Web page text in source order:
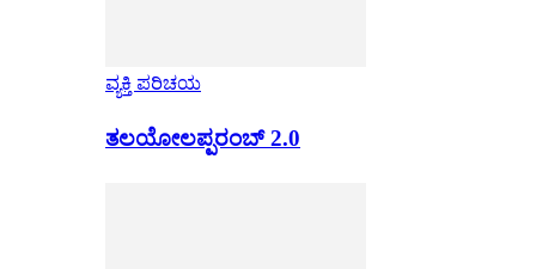
ವ್ಯಕ್ತಿ ಪರಿಚಯ
ತಲಯೋಲಪ್ಪರಂಬ್ 2.0